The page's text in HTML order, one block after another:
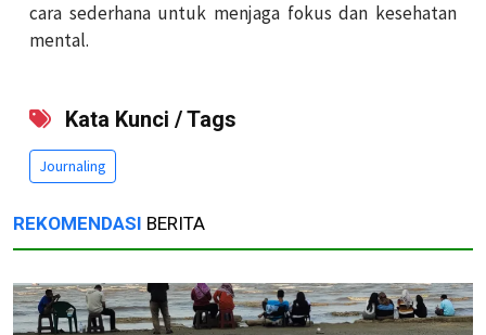
cara sederhana untuk menjaga fokus dan kesehatan
mental.
Kata Kunci / Tags
Journaling
REKOMENDASI BERITA